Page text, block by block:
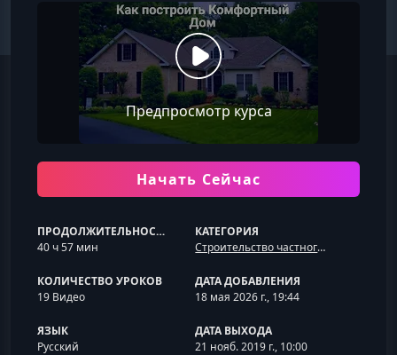
Предпросмотр курса
Начать Сейчас
ПРОДОЛЖИТЕЛЬНОСТЬ
40 ч 57 мин
КАТЕГОРИЯ
Строительство частного дома
КОЛИЧЕСТВО УРОКОВ
19 Видео
ДАТА ДОБАВЛЕНИЯ
18 мая 2026 г., 19:44
ЯЗЫК
Русский
ДАТА ВЫХОДА
21 нояб. 2019 г., 10:00